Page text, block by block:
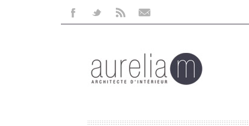
FacebookTwitter Rss